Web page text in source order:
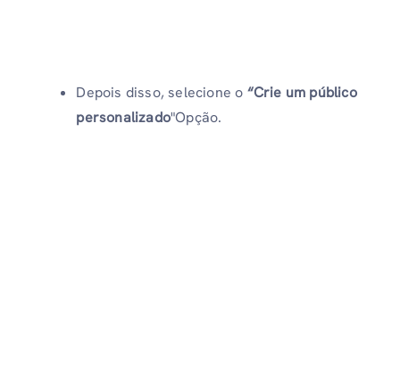
Depois disso, selecione o “Crie um público
personalizado"Opção.